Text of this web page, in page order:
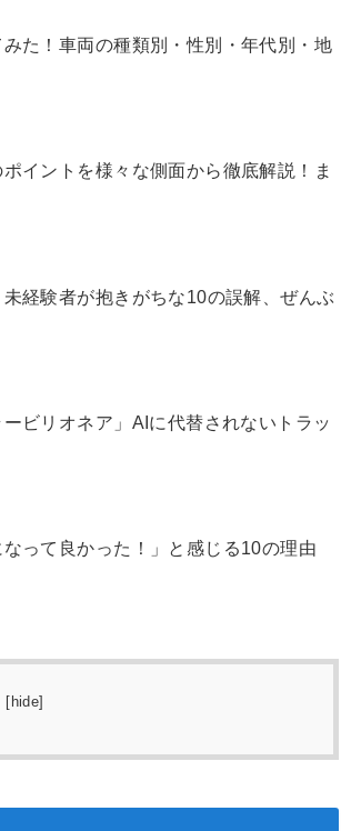
た！車両の種類別・性別・年代別・地
イントを様々な側面から徹底解説！ま
経験者が抱きがちな10の誤解、ぜんぶ
ビリオネア」AIに代替されないトラッ
って良かった！」と感じる10の理由
[ hide]